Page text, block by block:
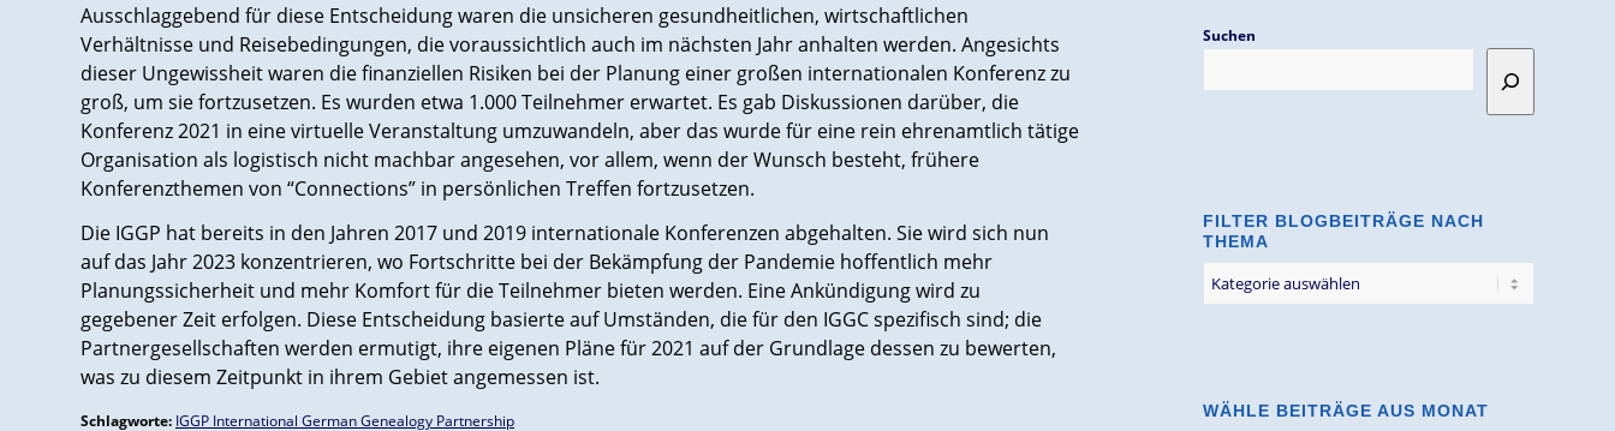
Ausschlaggebend für diese Entscheidung waren die unsicheren gesundheitlichen, wirtschaftlichen
Verhältnisse und Reisebedingungen, die voraussichtlich auch im nächsten Jahr anhalten werden. Angesichts
dieser Ungewissheit waren die finanziellen Risiken bei der Planung einer großen internationalen Konferenz zu
groß, um sie fortzusetzen. Es wurden etwa 1.000 Teilnehmer erwartet. Es gab Diskussionen darüber, die
Konferenz 2021 in eine virtuelle Veranstaltung umzuwandeln, aber das wurde für eine rein ehrenamtlich tätige
Organisation als logistisch nicht machbar angesehen, vor allem, wenn der Wunsch besteht, frühere
Konferenzthemen von “Connections” in persönlichen Treffen fortzusetzen.
Die IGGP hat bereits in den Jahren 2017 und 2019 internationale Konferenzen abgehalten. Sie wird sich nun
auf das Jahr 2023 konzentrieren, wo Fortschritte bei der Bekämpfung der Pandemie hoffentlich mehr
Planungssicherheit und mehr Komfort für die Teilnehmer bieten werden. Eine Ankündigung wird zu
gegebener Zeit erfolgen. Diese Entscheidung basierte auf Umständen, die für den IGGC spezifisch sind; die
Partnergesellschaften werden ermutigt, ihre eigenen Pläne für 2021 auf der Grundlage dessen zu bewerten,
was zu diesem Zeitpunkt in ihrem Gebiet angemessen ist.
Schlagworte: IGGP International German Genealogy Partnership
Suchen
FILTER BLOGBEITRÄGE NACH
THEMA
Blogbeiträge
WÄHLE BEITRÄGE AUS MONAT